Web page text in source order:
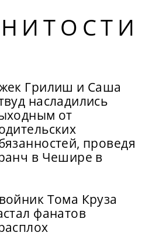
Грилиш и Саша
насладились
от
проведя
в Чешире в
Тома Круза
фанатов